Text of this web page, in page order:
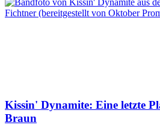
Kissin' Dynamite: Eine letzte
Braun